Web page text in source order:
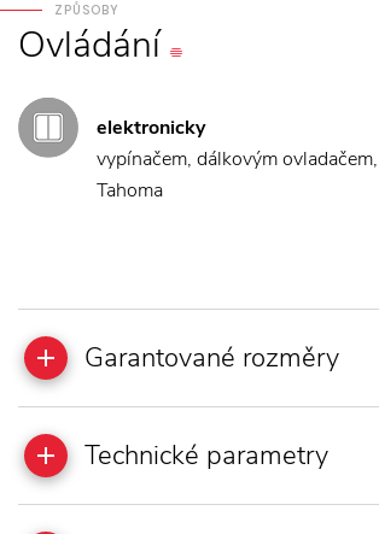
ZPŮSOBY
Ovládání
elektronicky
vypínačem, dálkovým
Tahoma
Garantované rozměry
Technické parametry